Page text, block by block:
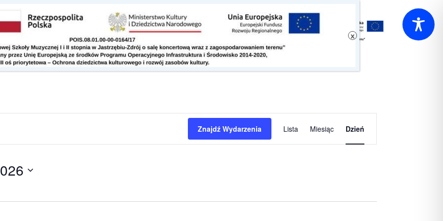
Kontakt Do pobrania
Znajdź Wydarzenia
Widoki
Lista Miesiąc Dzień